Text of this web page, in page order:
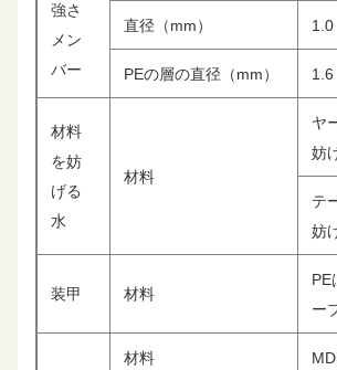
強さ
メン
バー
直径（mm） 1.0
PEの層の直径（mm） 1.6
材料
を妨
げる
水
材料
ヤ
妨
テ
妨
装甲 材料
PE
ー
材料